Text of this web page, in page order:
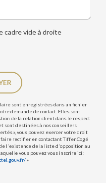
cadre vide à droite
sont enregistrées dans un fichier
demande de contact. Elles sont
de la relation client dans le respect
sont destinées à nos conseillers
», vous pouvez exercer votre droit
rectifier en contactant TiffenCogé
l'existence de la liste d'opposition au
vous pouvez vous inscrire ici :
»